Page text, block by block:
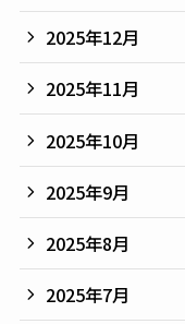
2025年12月
2025年11月
2025年10月
2025年9月
2025年8月
2025年7月